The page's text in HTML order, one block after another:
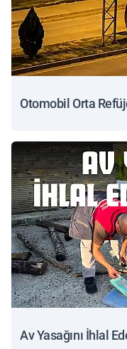
Otomobil Orta
Av Yasağını İhlal